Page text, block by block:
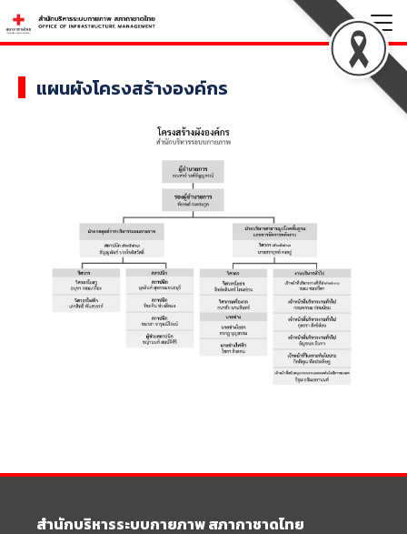
Skip
to
for:
แผนผังโครงสร้างองค์กร
สำนักบริหารระบบกายภาพ สภากาชาดไทย